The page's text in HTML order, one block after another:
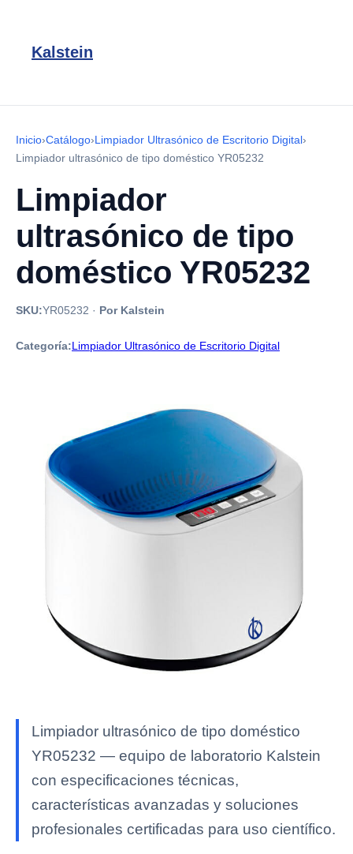
Kalstein
Inicio›Catálogo›Limpiador Ultrasónico de Escritorio Digital›
Limpiador ultrasónico de tipo doméstico YR05232
Limpiador
ultrasónico de tipo
doméstico YR05232
SKU:YR05232 · Por Kalstein
Categoría:Limpiador Ultrasónico de Escritorio Digital
Limpiador ultrasónico de tipo doméstico
YR05232 — equipo de laboratorio Kalstein
con especificaciones técnicas,
características avanzadas y soluciones
profesionales certificadas para uso científico.